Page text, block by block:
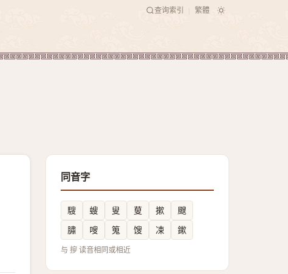
查询索引 繁體
同音字
騪 螋 叟 蓃 摗
颼
䐹
嗖 䈭 馊 凁 鏉
与 摉 读音相同或相近